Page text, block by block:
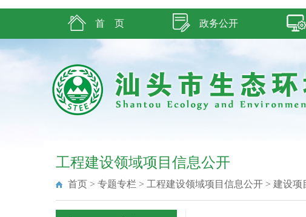
首 页 政务公开
工程建设领域项目信息公开
首页 > 专题专栏 > 工程建设领域项目信息公开 > 建设项